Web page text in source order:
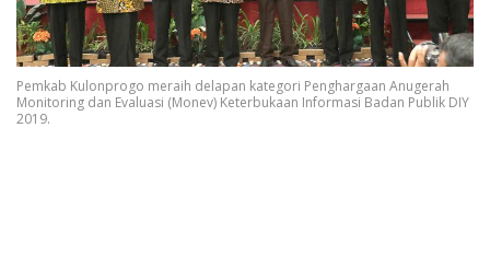
Pemkab Kulonprogo meraih delapan kategori Penghargaan Anugerah
Monitoring dan Evaluasi (Monev) Keterbukaan Informasi Badan Publik DIY
2019.